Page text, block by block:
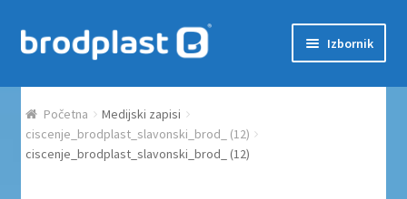
Preskoči na navigaciju
Skoči do sadržaja Izbornik
Početna
Auction Dashboard
Početna
Medijski zapisi
ciscenje_brodplast_slavonski_brod_ (12)
ciscenje_brodplast_slavonski_brod_ (12)